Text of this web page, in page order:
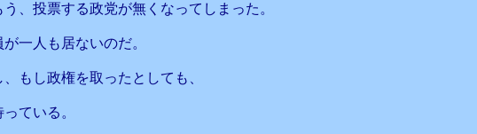
、投票する政党が無くなってしまった。
一人も居ないのだ。
もし政権を取ったとしても、
ている。